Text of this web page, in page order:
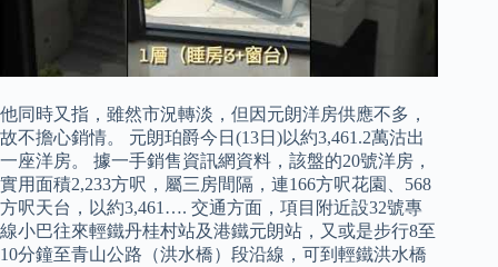
他同時又指，雖然市況轉淡，但因元朗洋房供應不多，
故不擔心銷情。 元朗珀爵今日(13日)以約3,461.2萬沽出
一座洋房。 據一手銷售資訊網資料，該盤的20號洋房，
實用面積2,233方呎，屬三房間隔，連166方呎花園、568
方呎天台，以約3,461…. 交通方面，項目附近設32號專
線小巴往來輕鐵丹桂村站及港鐵元朗站，又或是步行8至
10分鐘至青山公路（洪水橋）段沿線，可到輕鐵洪水橋